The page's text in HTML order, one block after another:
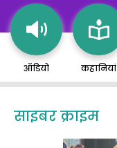
ऑडियो कहानियां
साइबर क्राइम